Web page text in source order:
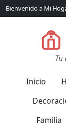
Bienvenido a Mi
Tu
Inicio
Familia